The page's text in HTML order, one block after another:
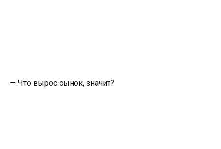
— Что вырос сынок, значит?